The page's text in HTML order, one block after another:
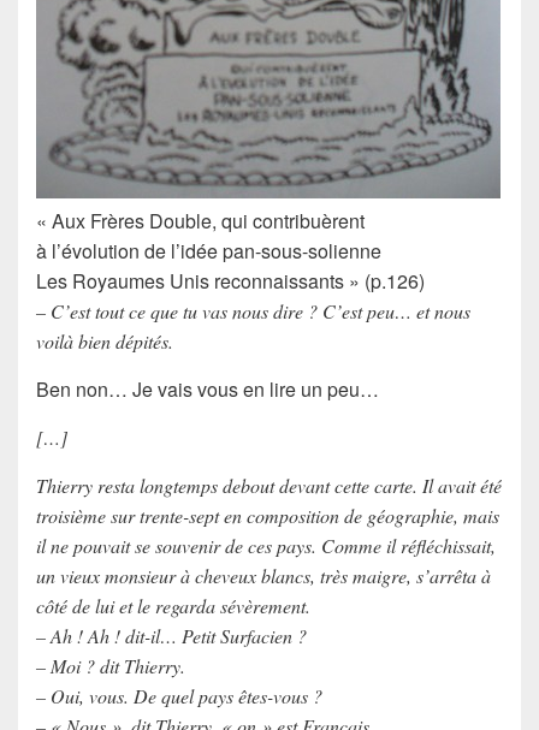
« Aux Frères Double, qui contribuèrent
à l’évolution de l’idée pan-sous-solienne
Les Royaumes Unis reconnaissants » (p.126)
– C’est tout ce que tu vas nous dire ? C’est peu… et nous
voilà bien dépités.
Ben non… Je vais vous en lire un peu…
[…]
Thierry resta longtemps debout devant cette carte. Il avait été
troisième sur trente-sept en composition de géographie, mais
il ne pouvait se souvenir de ces pays. Comme il réfléchissait,
un vieux monsieur à cheveux blancs, très maigre, s’arrêta à
côté de lui et le regarda sévèrement.
– Ah ! Ah ! dit-il… Petit Surfacien ?
– Moi ? dit Thierry.
– Oui, vous. De quel pays êtes-vous ?